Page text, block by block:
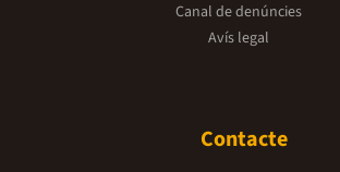
Canal de denúncies
Avís legal
Contacte